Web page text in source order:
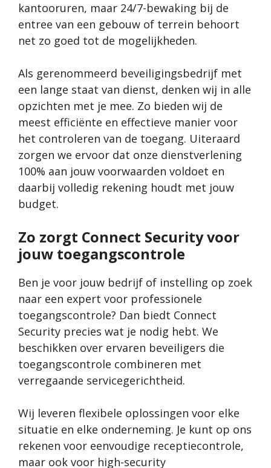
kantooruren, maar 24/7-bewaking bij de
entree van een gebouw of terrein behoort
net zo goed tot de mogelijkheden.
Als gerenommeerd beveiligingsbedrijf met
een lange staat van dienst, denken wij in alle
opzichten met je mee. Zo bieden wij de
meest efficiënte en effectieve manier voor
het controleren van de toegang. Uiteraard
zorgen we ervoor dat onze dienstverlening
100% aan jouw voorwaarden voldoet en
daarbij volledig rekening houdt met jouw
budget.
Zo zorgt Connect Security voor
jouw toegangscontrole
Ben je voor jouw bedrijf of instelling op zoek
naar een expert voor professionele
toegangscontrole? Dan biedt Connect
Security precies wat je nodig hebt. We
beschikken over ervaren beveiligers die
toegangscontrole combineren met
verregaande servicegerichtheid.
Wij leveren flexibele oplossingen voor elke
situatie en elke onderneming. Je kunt op ons
rekenen voor eenvoudige receptiecontrole,
maar ook voor high-security